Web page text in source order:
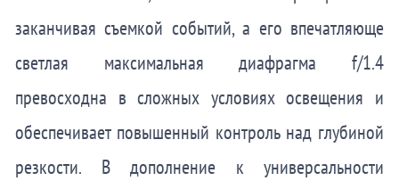
заканчивая съемкой событий, а его впечатляюще
светлая максимальная диафрагма f/1.4
превосходна в сложных условиях освещения и
обеспечивает повышенный контроль над глубиной
резкости. В дополнение к универсальности